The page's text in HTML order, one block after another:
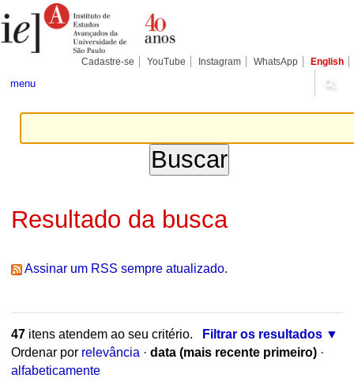
para
conteúdo.
Pessoais
Cadastre-se YouTube Instagram WhatsApp English
menu
Resultado da busca
Assinar um RSS sempre atualizado.
47itens atendem ao seu critério.
Filtrar os resultados
Ordenar por relevância · data (mais recente primeiro) ·
alfabeticamente